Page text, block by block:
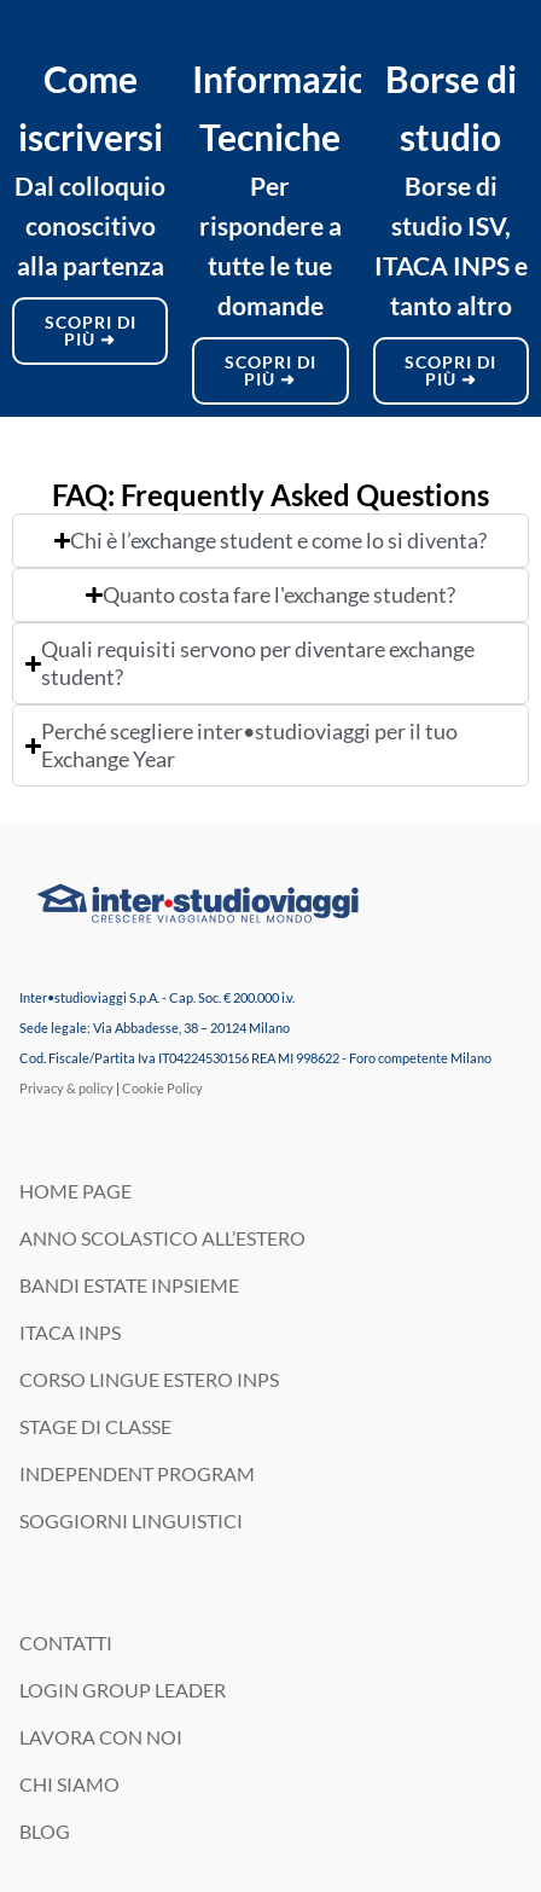
Come
iscriversi
Dal colloquio
conoscitivo
alla partenza
SCOPRI DI
PIÙ ➜
Informazioni
Tecniche
Per
rispondere a
tutte le tue
domande
SCOPRI DI
PIÙ ➜
Borse di
studio
Borse di
studio ISV,
ITACA INPS e
tanto altro
SCOPRI DI
PIÙ ➜
FAQ: Frequently Asked Questions
Chi è l’exchange student e come lo si diventa?
Quanto costa fare l'exchange student?
Quali requisiti servono per diventare exchange
student?
Perché scegliere inter•studioviaggi per il tuo
Exchange Year
Inter•studioviaggi S.p.A. - Cap. Soc. € 200.000 i.v.
Sede legale: Via Abbadesse, 38 – 20124 Milano
Cod. Fiscale/Partita Iva IT04224530156 REA MI 998622 - Foro competente Milano
Privacy & policy Cookie Policy
HOME PAGE
ANNO SCOLASTICO ALL’ESTERO
BANDI ESTATE INPSIEME
ITACA INPS
CORSO LINGUE ESTERO INPS
STAGE DI CLASSE
INDEPENDENT PROGRAM
SOGGIORNI LINGUISTICI
CONTATTI
LOGIN GROUP LEADER
LAVORA CON NOI
CHI SIAMO
BLOG